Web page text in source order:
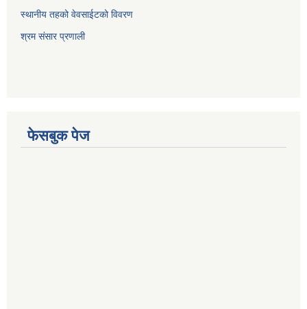
स्थानीय तहको वेवसाईटको विवरण
श्रम संसार प्रणाली
फेसबुक पेज